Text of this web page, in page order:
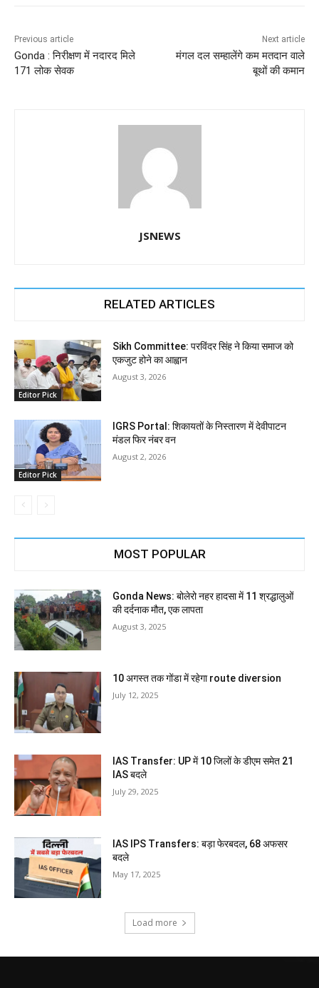
o
o
p
p
n
m
Previous article
Gonda : निरीक्षण में नदारद मिले
171 लोक सेवक
Next article
मंगल दल सम्हालेंगे कम मतदान वाले
बूथों की कमान
JSNEWS
RELATED ARTICLES
Editor Pick
Sikh Committee: परविंदर सिंह ने किया समाज को
एकजुट होने का आह्वान
August 3, 2026
Editor Pick
IGRS Portal: शिकायतों के निस्तारण में देवीपाटन
मंडल फिर नंबर वन
August 2, 2026
MOST POPULAR
Gonda News: बोलेरो नहर हादसा में 11 श्रद्धालुओं
की दर्दनाक मौत, एक लापता
August 3, 2025
10 अगस्त तक गोंडा में रहेगा route diversion
July 12, 2025
IAS Transfer: UP में 10 जिलों के डीएम समेत 21
IAS बदले
July 29, 2025
IAS IPS Transfers: बड़ा फेरबदल, 68 अफसर
बदले
May 17, 2025
Load more